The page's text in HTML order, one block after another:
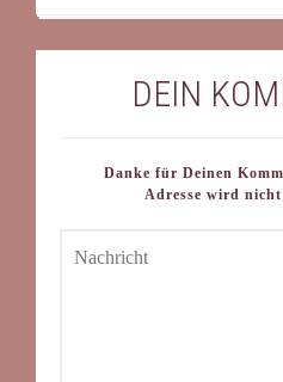
DEIN
Danke für Deinen
Adresse wird